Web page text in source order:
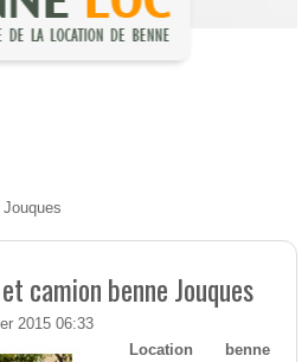
Jouques
camion benne Jouques
2015 06:33
Location benne